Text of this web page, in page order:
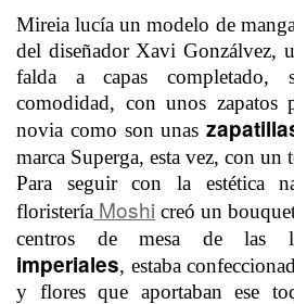
Mireia lucía un modelo de
del diseñador Xavi Gonzálvez,
falda a capas
comodidad, con unos zapatos
novia como son unas
marca Superga, esta vez, con un
Para seguir con la estética
floristería Moshi creó un
centros de mesa de las
imperiales, estaba
y flores que aportaban ese